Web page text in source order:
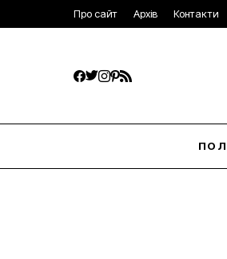
Про сайт Архів Контакти